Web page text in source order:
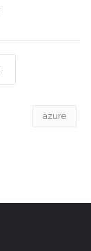
azure